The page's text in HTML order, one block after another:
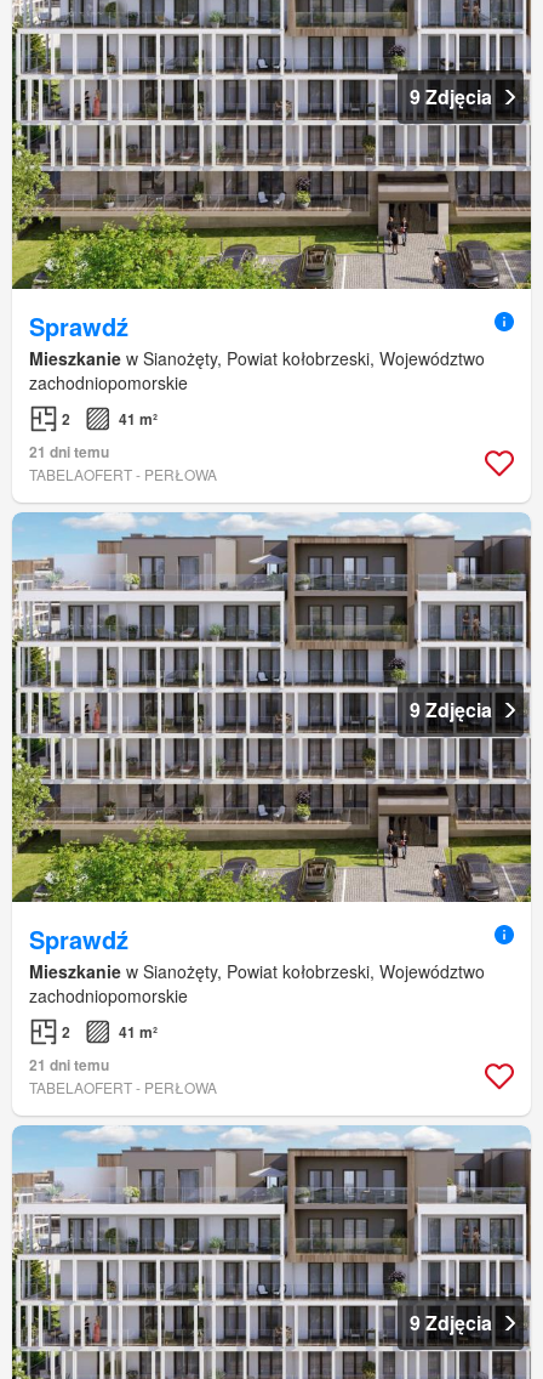
9 Zdjęcia
Sprawdź
Mieszkanie w Sianożęty, Powiat kołobrzeski, Województwo
zachodniopomorskie
2
41 m²
21 dni temu
TABELAOFERT - PERŁOWA
9 Zdjęcia
Sprawdź
Mieszkanie w Sianożęty, Powiat kołobrzeski, Województwo
zachodniopomorskie
2
41 m²
21 dni temu
TABELAOFERT - PERŁOWA
9 Zdjęcia